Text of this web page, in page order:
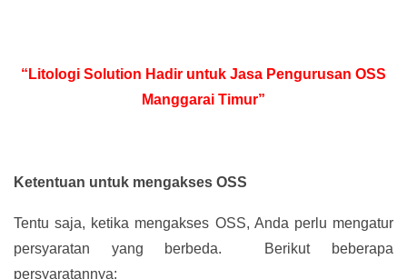
“Litologi Solution Hadir untuk Jasa Pengurusan OSS
Manggarai Timur”
Ketentuan untuk mengakses OSS
Tentu saja, ketika mengakses OSS, Anda perlu mengatur
persyaratan yang berbeda. Berikut beberapa
persyaratannya: